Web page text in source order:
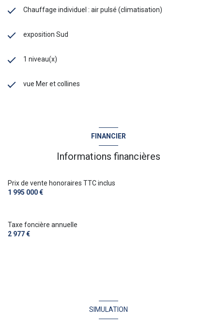
Chauffage individuel : air pulsé (climatisation)
exposition Sud
1 niveau(x)
vue Mer et collines
FINANCIER
Informations financières
Prix de vente honoraires TTC inclus
1 995 000 €
Taxe foncière annuelle
2 977 €
SIMULATION